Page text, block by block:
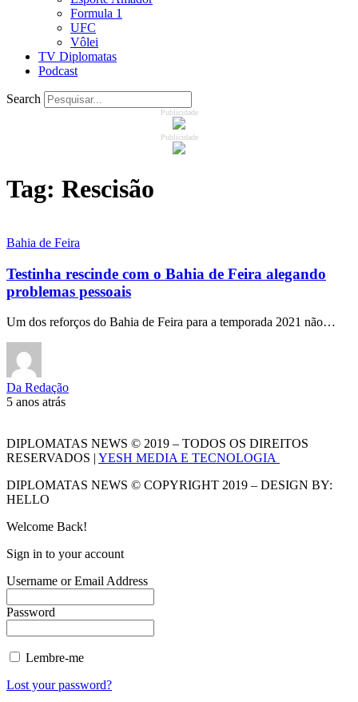
Formula 1
UFC
Vôlei
TV Diplomatas
Podcast
Search
Publicidade
Publicidade
Tag: Rescisão
Bahia de Feira
Testinha rescinde com o Bahia de Feira alegando
problemas pessoais
Um dos reforços do Bahia de Feira para a temporada 2021 não…
Da Redação
5 anos atrás
DIPLOMATAS NEWS © 2019 – TODOS OS DIREITOS
RESERVADOS | YESH MEDIA E TECNOLOGIA
DIPLOMATAS NEWS © COPYRIGHT 2019 – DESIGN BY:
HELLO
Welcome Back!
Sign in to your account
Username or Email Address
Password
Lembre-me
Lost your password?